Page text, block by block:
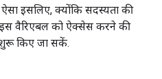
इसलिए, क्योंकि सदस्यता की
वैरिएबल को ऐक्सेस करने की
शुरू किए जा सकें.